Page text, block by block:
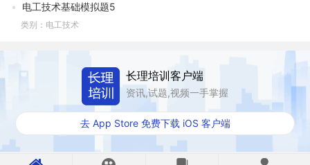
电工技术基础模拟题5
类别：电工技术
长理培训客户端
资讯,试题,视频一手掌握
去 App Store 免费下载 iOS 客户端